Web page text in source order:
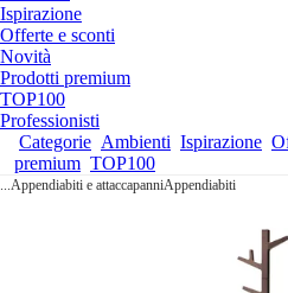
Ispirazione
Offerte e sconti
Novità
Prodotti premium
TOP100
Professionisti
Categorie Ambienti Ispirazione
premium TOP100
...Appendiabiti e attaccapanniAppendiabiti